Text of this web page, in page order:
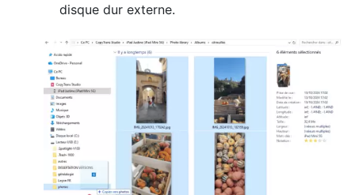
disque dur externe.